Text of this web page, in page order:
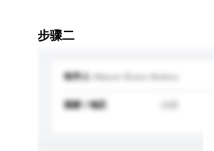
步骤二
收件人 Maison Bruno Andreu
国家 / 地区